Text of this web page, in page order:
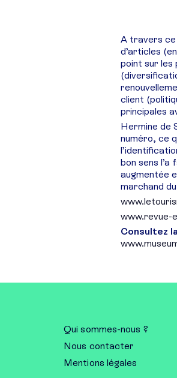
A travers ce
d’articles
point sur les
client
principales
Hermine de
numéro, ce
bon sens
augmentée
marchand
www.revue-
Consultez
Qui sommes-nous ?
Nous contacter
Mentions légales